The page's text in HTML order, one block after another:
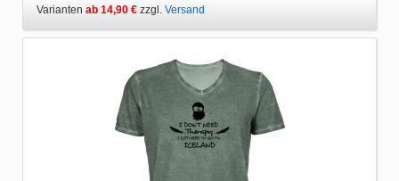
Varianten ab 14,90 € zzgl. Versand